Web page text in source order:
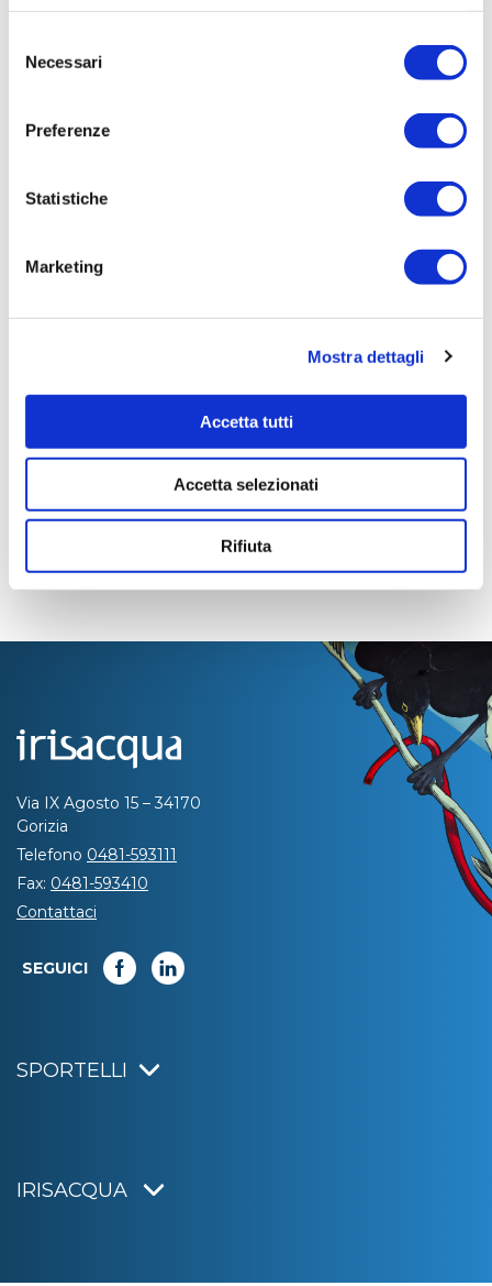
delNecessari
Preferenze
Statistiche
Marketing
Mostra dettagli
Accetta tutti
Accetta selezionati
Rifiuta
Procedura di scelta:
NNCDRA83T05F356A
20.000,00
0
Pagina aggiornata il 13/10/2021
Via IX Agosto 15 – 34170
Gorizia
Telefono 0481-593111
Fax: 0481-593410
Contattaci
SEGUICI
SPORTELLI
IRISACQUA